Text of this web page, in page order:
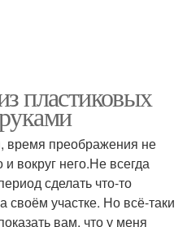
пластиковых
время преображения не
вокруг него.Не всегда
сделать что-то
своём участке. Но всё-таки
вам, что у меня